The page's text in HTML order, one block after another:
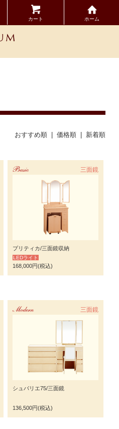
カート ホーム
おすすめ順 |価格順 新着順
Basic 三面鏡
プリティカ/三面鏡収納
LEDライト
168,000円(税込)
三面鏡
シュバリエ75/三面鏡
136,500円(税込)